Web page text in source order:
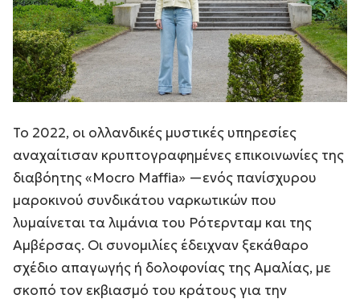
Το 2022, οι ολλανδικές μυστικές υπηρεσίες
αναχαίτισαν κρυπτογραφημένες επικοινωνίες της
διαβόητης «Mocro Maffia» —ενός πανίσχυρου
μαροκινού συνδικάτου ναρκωτικών που
λυμαίνεται τα λιμάνια του Ρότερνταμ και της
Αμβέρσας. Οι συνομιλίες έδειχναν ξεκάθαρο
σχέδιο απαγωγής ή δολοφονίας της Αμαλίας, με
σκοπό τον εκβιασμό του κράτους για την